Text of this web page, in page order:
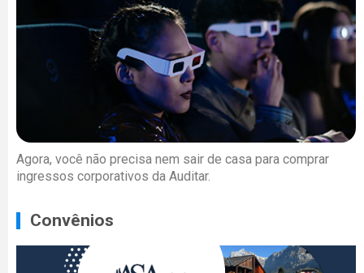
Agora, você não precisa nem sair de casa para comprar
ingressos corporativos da Auditar.
Convênios